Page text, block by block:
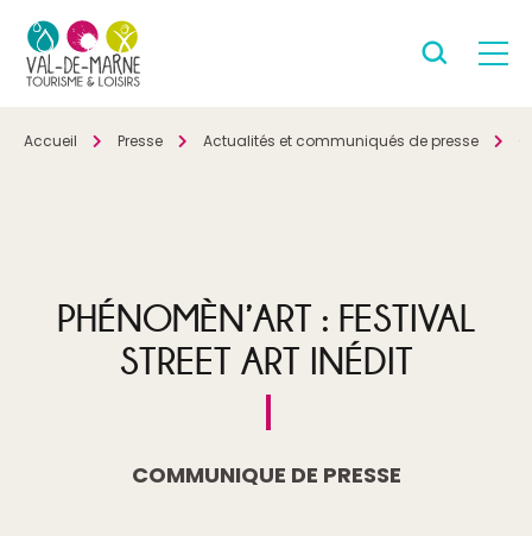
Accueil Presse Actualités et communiqués de presse
PHÉNOMÈN’ART : FESTIVAL
STREET ART INÉDIT
COMMUNIQUE DE PRESSE